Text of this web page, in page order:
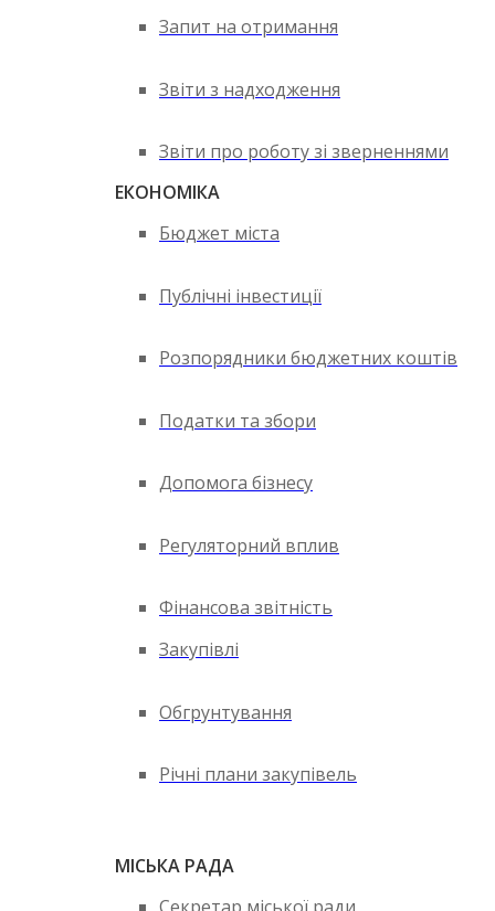
Запит на отримання
Звіти з надходження
Звіти про роботу зі зверненнями
ЕКОНОМІКА
Бюджет міста
Публічні інвестиції
Розпорядники бюджетних коштів
Податки та збори
Допомога бізнесу
Регуляторний вплив
Фінансова звітність
Закупівлі
Обгрунтування
Річні плани закупівель
МІСЬКА РАДА
Секретар міської ради